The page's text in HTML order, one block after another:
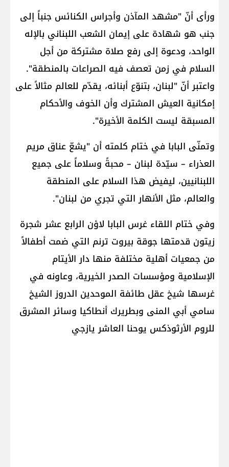
ورأى أنّ "مشهد المآذن وأجراس الكنائس جنباً إلى
جنب هو شهادة على إيمان الشعب اللبناني بالإله
الواحد، ودعوة إلى رفع صلاة مشتركة من أجل
السلام في زمن تعصف فيه الصراعات بالمنطقة".
واعتبر أنّ "لبنان، بتنوّع أبنائه، يقدّم للعالم مثالاً على
إمكانية العيش المشترك وأن الخوف والأحكام
المسبقة ليست الكلمة الأخيرة".
وتمنّى البابا في ختام كلمته أن "يشعّ عناق مريم
العذراء – سيّدة لبنان – محبةً وسلاماً على جميع
اللبنانيين، ليفيض هذا السلام على المنطقة
والعالم، مثل الأنهار التي تجري من لبنان".
وفي ختام اللقاء غرس البابا لاؤن الرابع عشر شجرة
زيتون قدمتها جوقة بيروت ترنم التي ضمت أطفالاً
من جمعيات أهلية مختلفة منها دار الأيتام
الإسلامية ومؤسسات الصدر الخيرية، وعاونه في
غرسها شيخ عقل طائفة الموحدين الدروز الشيخ
سامي أبي المنى وبطريرك أنطاكيا وسائر المشرق
للروم الأرثوذكس يوحنا العاشر يازجي